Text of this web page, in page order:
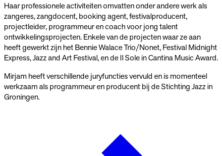
Haar professionele activiteiten omvatten onder andere werk als
zangeres, zangdocent, booking agent, festivalproducent,
projectleider, programmeur en coach voor jong talent
ontwikkelingsprojecten. Enkele van de projecten waar ze aan
heeft gewerkt zijn het Bennie Walace Trio/Nonet, Festival Midnight
Express, Jazz and Art Festival, en de Il Sole in Cantina Music Award.
Mirjam heeft verschillende juryfuncties vervuld en is momenteel
werkzaam als programmeur en producent bij de Stichting Jazz in
Groningen.